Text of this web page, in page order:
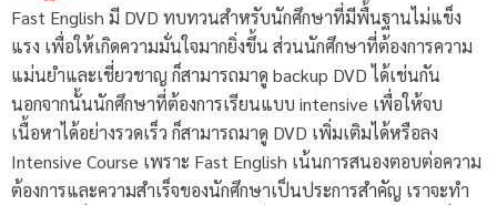
Fast English มี DVD ทบทวนสำหรับนักศึกษาที่มีพื้นฐานไม่แข็ง
แรง เพื่อให้เกิดความมั่นใจมากยิ่งขึ้น ส่วนนักศึกษาที่ต้องการความ
แม่นยำและเชี่ยวชาญ ก็สามารถมาดู backup DVD ได้เช่นกัน
นอกจากนั้นนักศึกษาที่ต้องการเรียนแบบ intensive เพื่อให้จบ
เนื้อหาได้อย่างรวดเร็ว ก็สามารถมาดู DVD เพิ่มเติมได้หรือลง
Intensive Course เพราะ Fast English เน้นการสนองตอบต่อความ
ต้องการและความสำเร็จของนักศึกษาเป็นประการสำคัญ เราจะทำ